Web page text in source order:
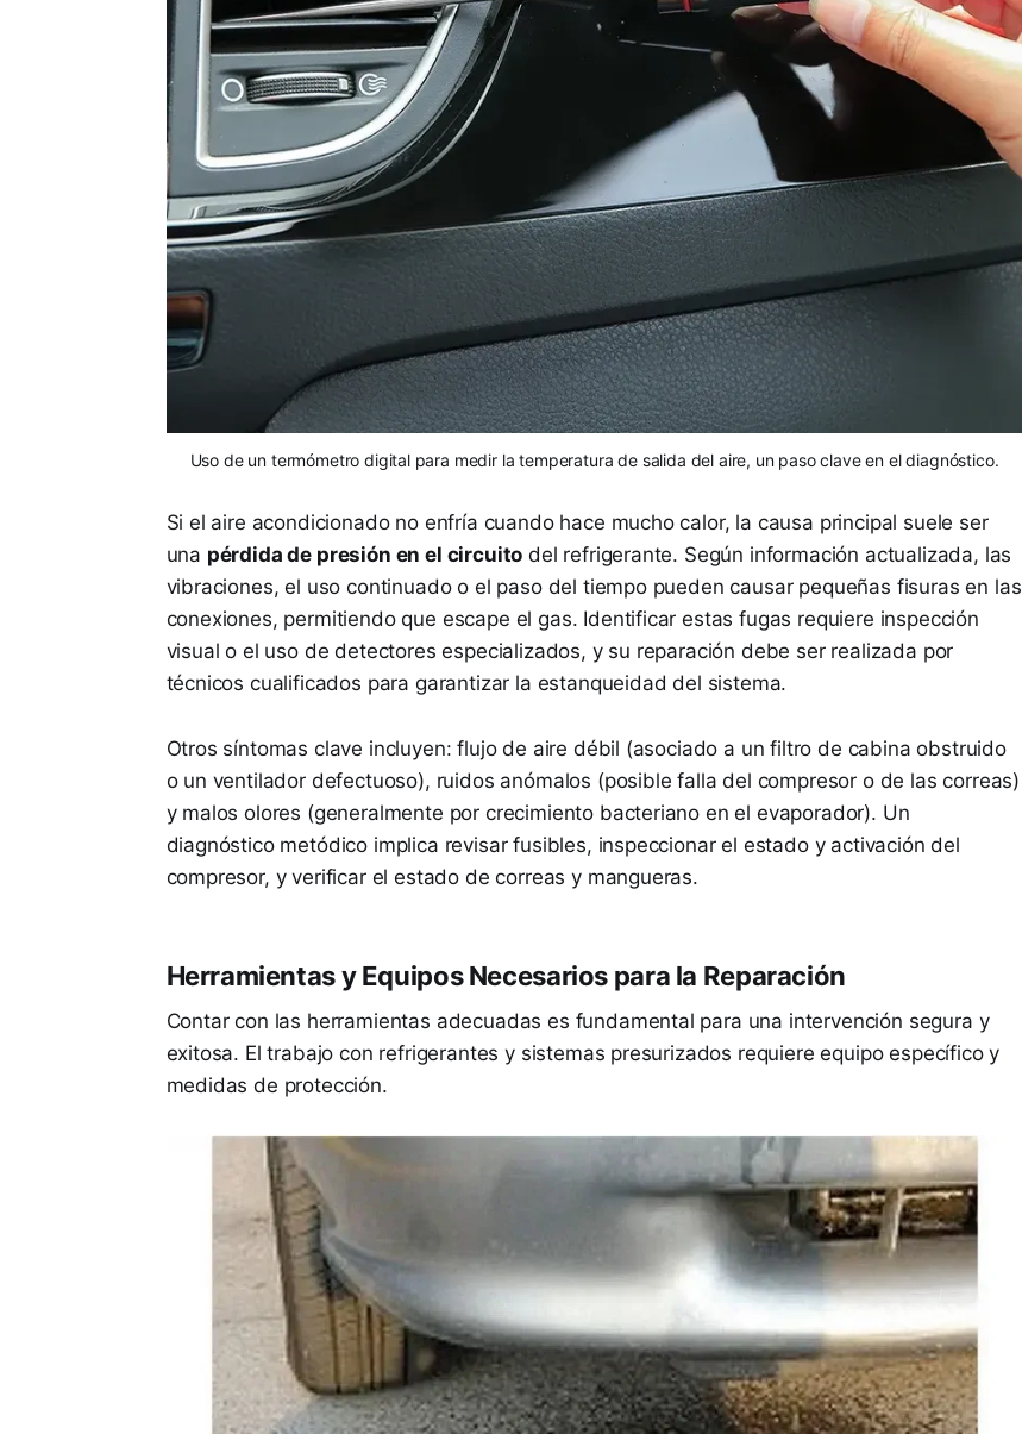
Uso de un termómetro digital para medir la temperatura de salida del aire, un paso clave en el diagnóstico.
Si el aire acondicionado no enfría cuando hace mucho calor, la causa principal suele ser
una pérdida de presión en el circuito del refrigerante. Según información actualizada, las
vibraciones, el uso continuado o el paso del tiempo pueden causar pequeñas fisuras en las
conexiones, permitiendo que escape el gas. Identificar estas fugas requiere inspección
visual o el uso de detectores especializados, y su reparación debe ser realizada por
técnicos cualificados para garantizar la estanqueidad del sistema.
Otros síntomas clave incluyen: flujo de aire débil (asociado a un filtro de cabina obstruido
o un ventilador defectuoso), ruidos anómalos (posible falla del compresor o de las correas)
y malos olores (generalmente por crecimiento bacteriano en el evaporador). Un
diagnóstico metódico implica revisar fusibles, inspeccionar el estado y activación del
compresor, y verificar el estado de correas y mangueras.
Herramientas y Equipos Necesarios para la Reparación
Contar con las herramientas adecuadas es fundamental para una intervención segura y
exitosa. El trabajo con refrigerantes y sistemas presurizados requiere equipo específico y
medidas de protección.